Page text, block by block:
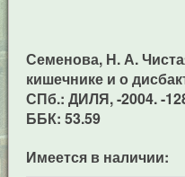
Семенова, Н. А.
кишечнике и о
СПб.: ДИЛЯ, -2004. -
ББК: 53.59
Имеется в наличии: